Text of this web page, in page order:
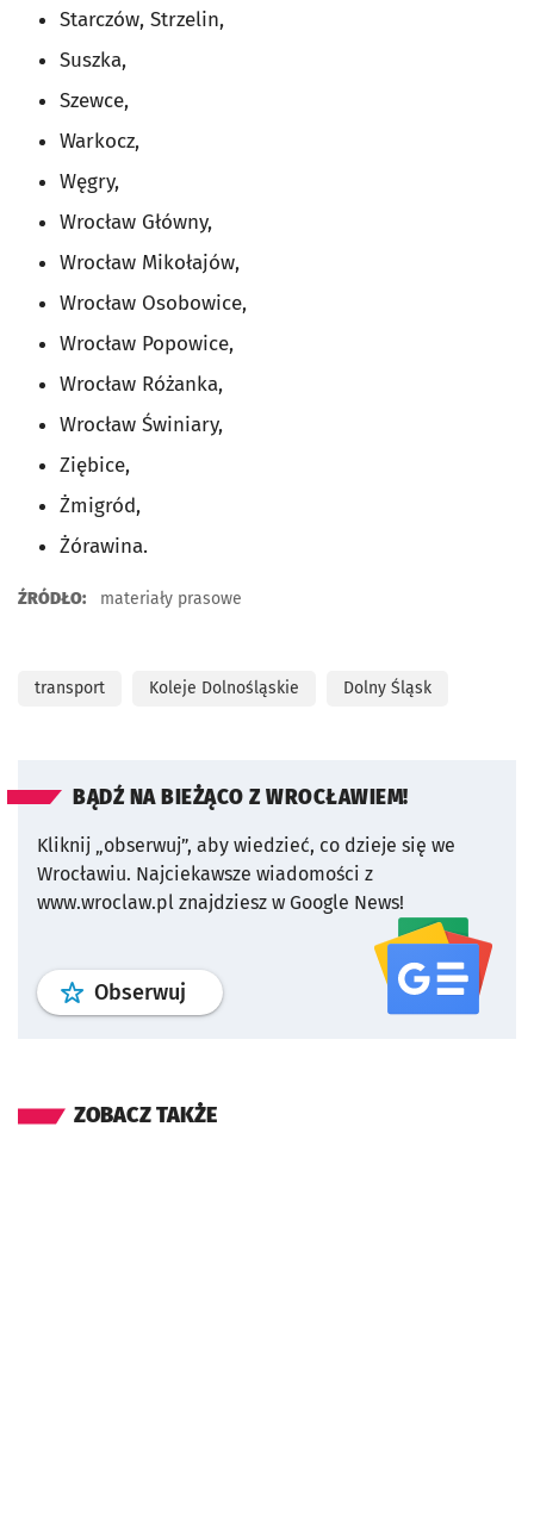
Starczów, Strzelin,
Suszka,
Szewce,
Warkocz,
Węgry,
Wrocław Główny,
Wrocław Mikołajów,
Wrocław Osobowice,
Wrocław Popowice,
Wrocław Różanka,
Wrocław Świniary,
Ziębice,
Żmigród,
Żórawina.
ŹRÓDŁO: materiały prasowe
transport Koleje Dolnośląskie Dolny Śląsk
BĄDŹ NA BIEŻĄCO Z WROCŁAWIEM!
Kliknij „obserwuj”, aby wiedzieć, co dzieje się we
Wrocławiu. Najciekawsze wiadomości z
www.wroclaw.pl znajdziesz w Google News!
Obserwuj profil serwisu
ZOBACZ TAKŻE